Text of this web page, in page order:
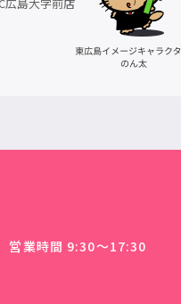
営業時間 9:30〜17:30